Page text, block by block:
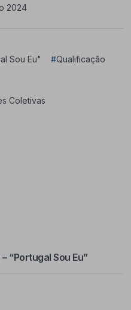
2024
Sou Eu" #Qualificação
Coletivas
“Portugal Sou Eu”